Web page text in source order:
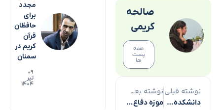
صالحه
کریمی
همه
پست
ها
نوشته قبلی
دانشکده‌های دانشگاه ملی مهارت در یزد تجمیع می‌شوند
نوشته بعدی
موزه دفاع مقدس بستری مناسب برای انتقال پیام شهدا به نسل امروز است
مجدد
برای
حافظان
قرآن
کریم در
سمنان
۰۹
تیر
۱۴۰۴